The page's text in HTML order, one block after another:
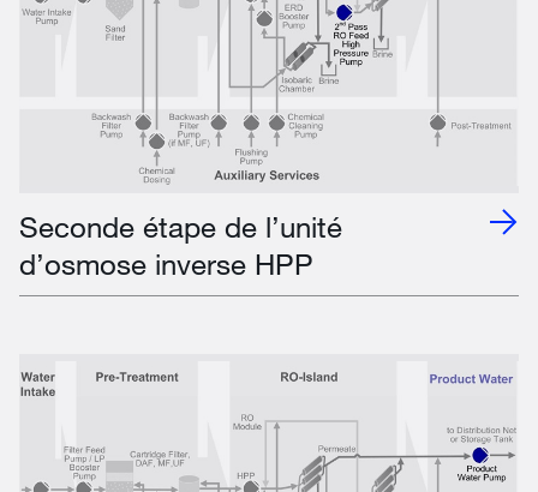
Seconde étape de l’unité
d’osmose inverse HPP